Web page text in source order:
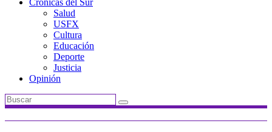
Crónicas del Sur
Salud
USFX
Cultura
Educación
Deporte
Justicia
Opinión